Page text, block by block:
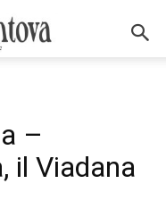
–
il Viadana